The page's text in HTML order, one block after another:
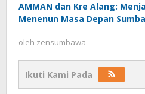
AMMAN dan Kre Alang:
Menenun Masa Depan
oleh zensumbawa
Ikuti Kami Pada